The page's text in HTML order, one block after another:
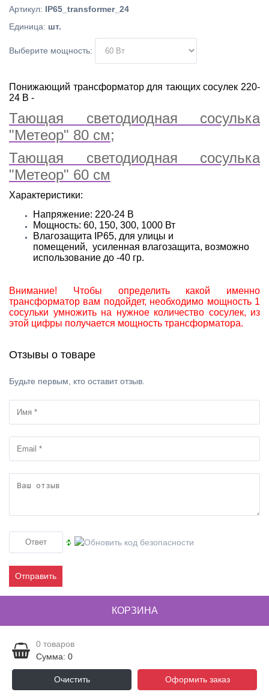
Артикул: IP65_transformer_24
Единица: шт.
Выберите мощность:
Понижающий трансформатор для тающих сосулек 220-
24 В -
Тающая светодиодная сосулька
"Метеор" 80 см;
Тающая светодиодная сосулька
"Метеор" 60 см
Характеристики:
Напряжение: 220-24 В
Мощность: 60, 150, 300, 1000 Вт
Влагозащита IP65, для улицы и
помещений, усиленная влагозащита, возможно
использование до -40 гр.
Внимание! Чтобы определить какой именно
трансформатор вам подойдет, необходимо мощность 1
сосульки умножить на нужное количество сосулек, из
этой цифры получается мощность трансформатора.
Отзывы о товаре
Будьте первым, кто оставит отзыв.
Отправить
КОРЗИНА
0 товаров
Сумма: 0
Очистить Оформить заказ